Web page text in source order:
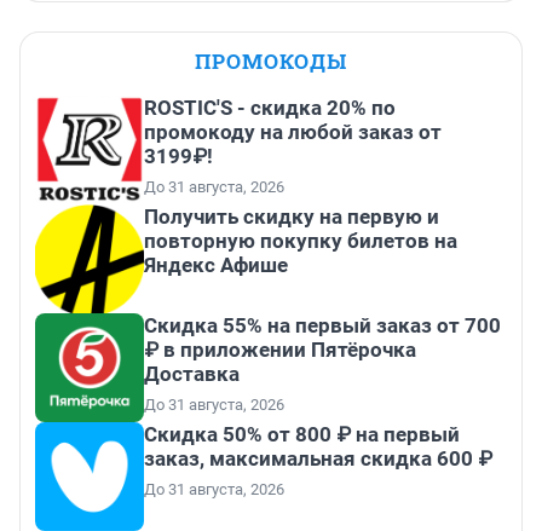
ПРОМОКОДЫ
ROSTIC'S - скидка 20% по
промокоду на любой заказ от
3199₽!
До 31 августа, 2026
Получить скидку на первую и
повторную покупку билетов на
Яндекс Афише
Скидка 55% на первый заказ от 700
₽ в приложении Пятёрочка
Доставка
До 31 августа, 2026
Скидка 50% от 800 ₽ на первый
заказ, максимальная скидка 600 ₽
До 31 августа, 2026